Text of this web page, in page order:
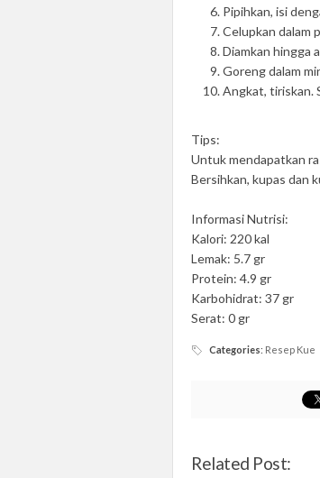
Pipihkan, isi
Celupkan dalam
Diamkan hingga
Goreng dalam
Angkat, tiriskan.
Tips:
Untuk mendapatkan
Bersihkan, kupas dan
Informasi Nutrisi:
Kalori: 220 kal
Lemak: 5.7 gr
Protein: 4.9 gr
Karbohidrat: 37 gr
Serat: 0 gr
Categories: Resep Kue
Related Post: